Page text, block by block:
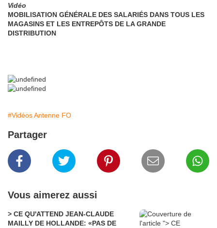
Vidéo
MOBILISATION GÉNÉRALE DES SALARIÉS DANS TOUS LES
MAGASINS ET LES ENTREPÔTS DE LA GRANDE
DISTRIBUTION
#Vidéos Antenne FO
Partager
Vous aimerez aussi
> CE QU'ATTEND JEAN-CLAUDE
MAILLY DE HOLLANDE: «PAS DE